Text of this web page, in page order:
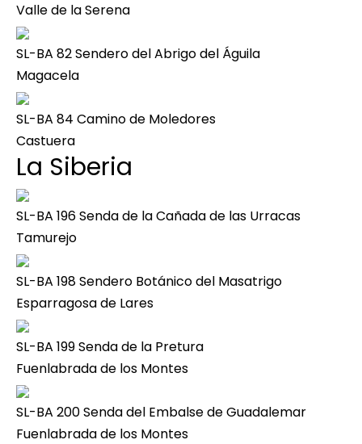
Valle de la Serena
SL-BA 82 Sendero del Abrigo del Águila
Magacela
SL-BA 84 Camino de Moledores
Castuera
La Siberia
SL-BA 196 Senda de la Cañada de las Urracas
Tamurejo
SL-BA 198 Sendero Botánico del Masatrigo
Esparragosa de Lares
SL-BA 199 Senda de la Pretura
Fuenlabrada de los Montes
SL-BA 200 Senda del Embalse de Guadalemar
Fuenlabrada de los Montes